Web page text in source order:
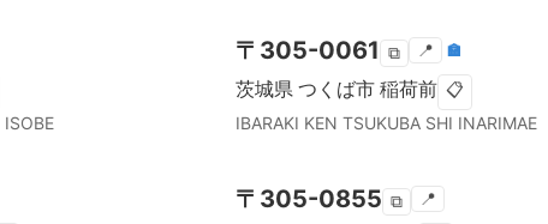
ISOBE
〒 305-0061 ⧉ 📍 🏣
茨城県 つくば市 稲荷前 📋
IBARAKI KEN TSUKUBA SHI INARIMAE
〒 305-0855 ⧉ 📍